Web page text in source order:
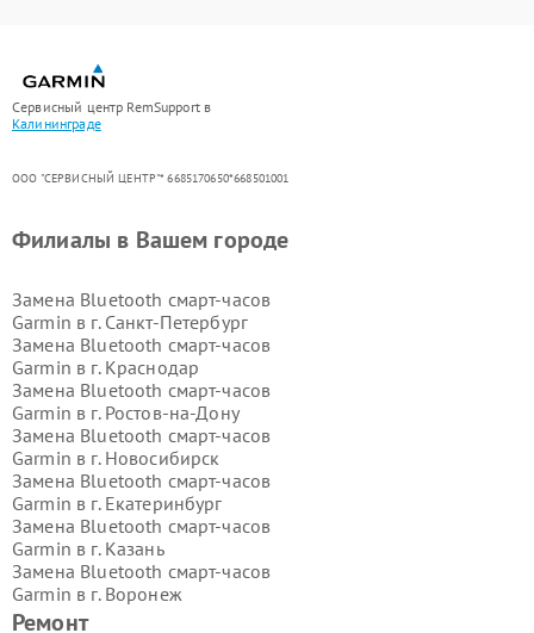
Сервисный центр RemSupport в
Калининграде
ООО "СЕРВИСНЫЙ ЦЕНТР"* 6685170650*668501001
Ремонт
Филиалы в Вашем городе
Замена Bluetooth смарт-часов
Garmin в г. Санкт-Петербург
Замена Bluetooth смарт-часов
Garmin в г. Краснодар
Замена Bluetooth смарт-часов
Garmin в г. Ростов-на-Дону
Замена Bluetooth смарт-часов
Garmin в г. Новосибирск
Замена Bluetooth смарт-часов
Garmin в г. Екатеринбург
Замена Bluetooth смарт-часов
Garmin в г. Казань
Замена Bluetooth смарт-часов
Garmin в г. Воронеж
Замена Bluetooth смарт-часов